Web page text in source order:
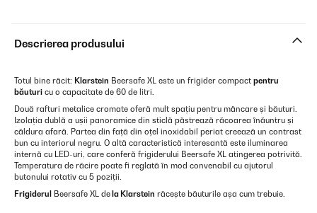
Descrierea produsului
Totul bine răcit: Klarstein Beersafe XL este un frigider compact pentru
băuturi cu o capacitate de 60 de litri.
Două rafturi metalice cromate oferă mult spațiu pentru mâncare și băuturi.
Izolația dublă a ușii panoramice din sticlă păstrează răcoarea înăuntru și
căldura afară. Partea din față din oțel inoxidabil periat creează un contrast
bun cu interiorul negru. O altă caracteristică interesantă este iluminarea
internă cu LED-uri, care conferă frigiderului Beersafe XL atingerea potrivită.
Temperatura de răcire poate fi reglată în mod convenabil cu ajutorul
butonului rotativ cu 5 poziții.
Frigiderul
Beersafe XL de la Klarstein răcește băuturile așa cum trebuie.